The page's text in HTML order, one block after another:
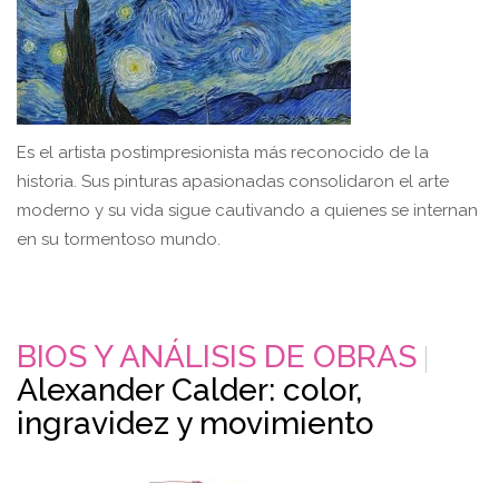
Es el artista postimpresionista más reconocido de la
historia. Sus pinturas apasionadas consolidaron el arte
moderno y su vida sigue cautivando a quienes se internan
en su tormentoso mundo.
BIOS Y ANÁLISIS DE OBRAS
Alexander Calder: color,
ingravidez y movimiento